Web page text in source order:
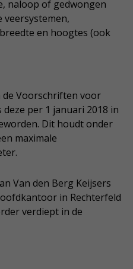
naloop of gedwongen
veersystemen,
en hoogtes (ook
Voorschriften voor
per 1 januari 2018 in
Dit houdt onder
maximale
Van den Berg Keijsers
in Rechterfeld
verdiept in de